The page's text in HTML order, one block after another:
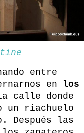
entre
en
los
calle donde
un riachuelo
Después las